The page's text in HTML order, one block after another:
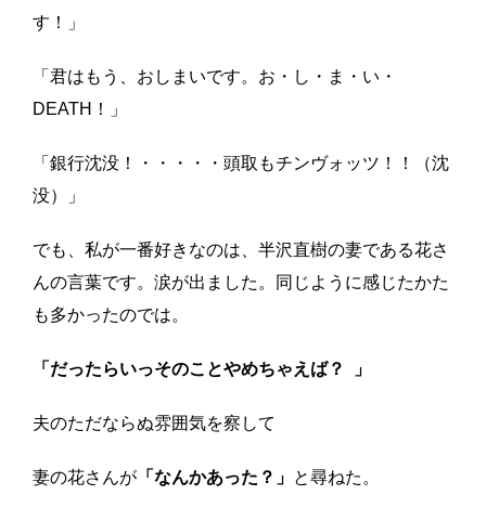
す！」
「君はもう、おしまいです。お・し・ま・い・
DEATH！」
「銀行沈没！・・・・・頭取もチンヴォッツ！！（沈
没）」
でも、私が一番好きなのは、半沢直樹の妻である花さ
んの言葉です。涙が出ました。
同じように感じたかた
も多かったのでは。
「だったらいっそのことやめちゃえば？ 」
夫のただならぬ雰囲気を察して
妻の花さんが 「なんかあった？」 と尋ねた。